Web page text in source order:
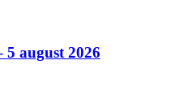
5 august 2026